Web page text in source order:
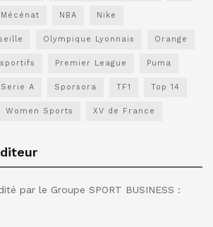
Mécénat NBA Nike
Olympique Lyonnais Orange
Premier League Puma
Serie A Sporsora TF1 Top 14
Women Sports XV de France
par le Groupe SPORT BUSINESS :